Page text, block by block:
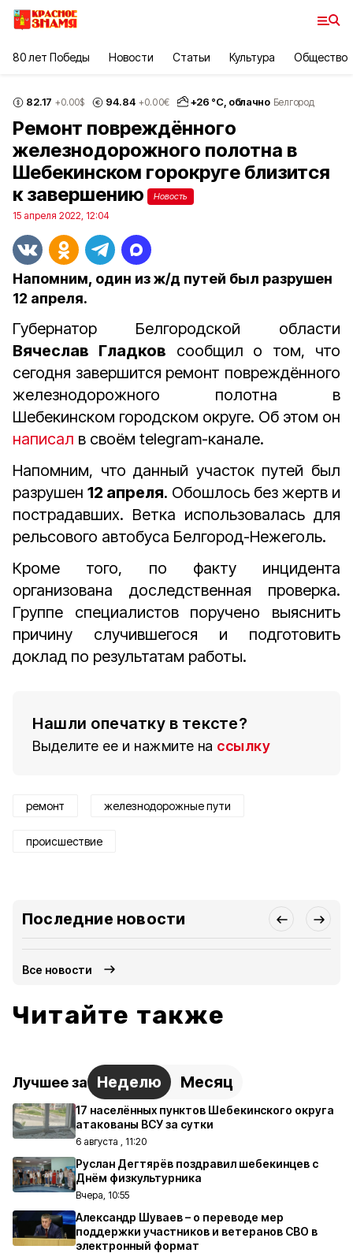
80 лет Победы Новости Статьи Культура Общество
82.17 +0.00$ 94.84 +0.00€ +26 °С, облачно Белгород
Ремонт повреждённого
железнодорожного полотна в
Шебекинском горокруге близится
к завершению
Новость
15 апреля 2022, 12:04
Напомним, один из ж/д путей был разрушен
12 апреля.
Губернатор Белгородской области
Вячеслав Гладков сообщил о том, что
сегодня завершится ремонт повреждённого
железнодорожного полотна в
Шебекинском городском округе. Об этом он
написал в своём telegram-канале.
Напомним, что данный участок путей был
разрушен 12 апреля. Обошлось без жертв и
пострадавших. Ветка использовалась для
рельсового автобуса Белгород-Нежеголь.
Кроме того, по факту инцидента
организована доследственная проверка.
Группе специалистов поручено выяснить
причину случившегося и подготовить
доклад по результатам работы.
Нашли опечатку в тексте?
Выделите ее и нажмите на ссылку
ремонт железнодорожные пути
происшествие
Последние новости
Все новости
Читайте также
Лучшее за Неделю Месяц
17 населённых пунктов Шебекинского округа
атакованы ВСУ за сутки
6 августа , 11:20
Руслан Дегтярёв поздравил шебекинцев с
Днём физкультурника
Вчера, 10:55
Александр Шуваев – о переводе мер
поддержки участников и ветеранов СВО в
электронный формат